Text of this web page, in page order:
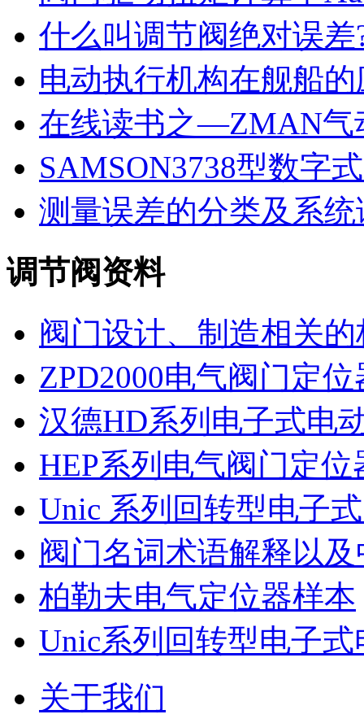
什么叫调节阀绝对误差
电动执行机构在舰船
在线读书之—ZMAN气
SAMSON3738型数字
测量误差的分类及系
调节阀资料
阀门设计、制造相关的
ZPD2000电气阀门定
汉德HD系列电子式电
HEP系列电气阀门定位
Unic 系列回转型电子
阀门名词术语解释以
柏勒夫电气定位器样本
Unic系列回转型电子式
关于我们